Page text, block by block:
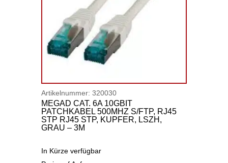
Artikelnummer: 320030
MEGAD CAT. 6A 10GBIT
PATCHKABEL 500MHZ S/FTP, RJ45
STP RJ45 STP, KUPFER, LSZH,
GRAU – 3M
In Kürze verfügbar